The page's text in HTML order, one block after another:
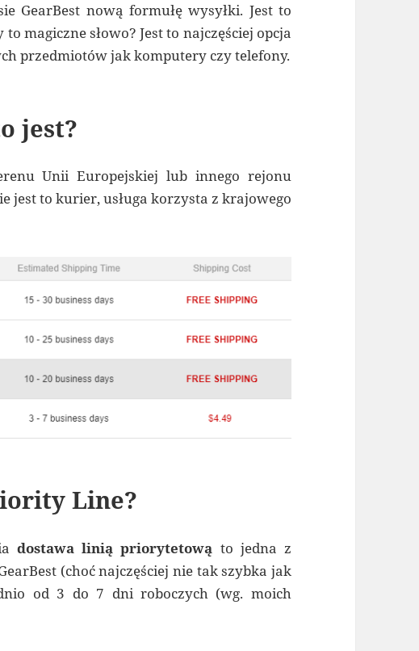
GearBest nową formułę wysyłki. Jest to
magiczne słowo? Jest to najczęściej opcja
przedmiotów jak komputery czy telefony.
jest?
Unii Europejskiej lub innego rejonu
jest to kurier, usługa korzysta z krajowego
Line?
dostawa linią priorytetową to jedna z
(choć najczęściej nie tak szybka jak
od 3 do 7 dni roboczych (wg. moich